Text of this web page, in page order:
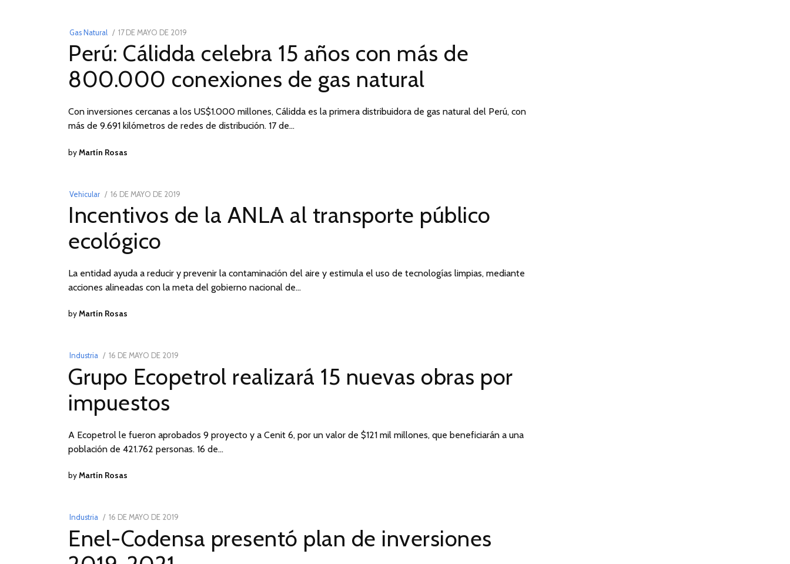
Gas Natural
POSTED
ON
17 DE MAYO DE 2019
MAYO
2019
Perú: Cálidda celebra 15 años con más de
800.000 conexiones de gas natural
Con inversiones cercanas a los US$1.000 millones, Cálidda es la primera distribuidora de gas natural del Perú, con
más de 9.691 kilómetros de redes de distribución. 17 de…
byMartín Rosas
Vehicular
POSTED
16 DE MAYO DE 2019
DE
MAYO
Incentivos de la ANLA al transporte público
ecológico
La entidad ayuda a reducir y prevenir la contaminación del aire y estimula el uso de tecnologías limpias, mediante
acciones alineadas con la meta del gobierno nacional de…
byMartín Rosas
Industria
POSTED
16 DE MAYO DE 2019
MAYO
Grupo Ecopetrol realizará 15 nuevas obras por
impuestos
A Ecopetrol le fueron aprobados 9 proyecto y a Cenit 6, por un valor de $121 mil millones, que beneficiarán a una
población de 421.762 personas. 16 de…
byMartín Rosas
Industria
POSTED
ON
16 DE MAYO DE 2019
MAYO
Enel-Codensa presentó plan de inversiones